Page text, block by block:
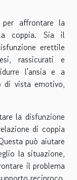
affrontare la
coppia. Sia il
erettile
rassicurati e
l'ansia e a
di vista emotivo,
la disfunzione
di coppia
può aiutare
la situazione,
il problema